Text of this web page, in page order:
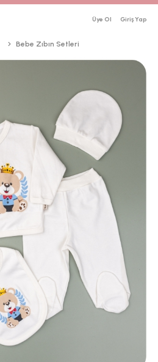
Üye Ol
Bebe Zıbın Setleri